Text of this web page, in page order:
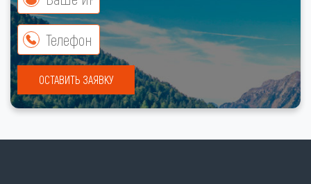
ОСТАВИТЬ ЗАЯВКУ